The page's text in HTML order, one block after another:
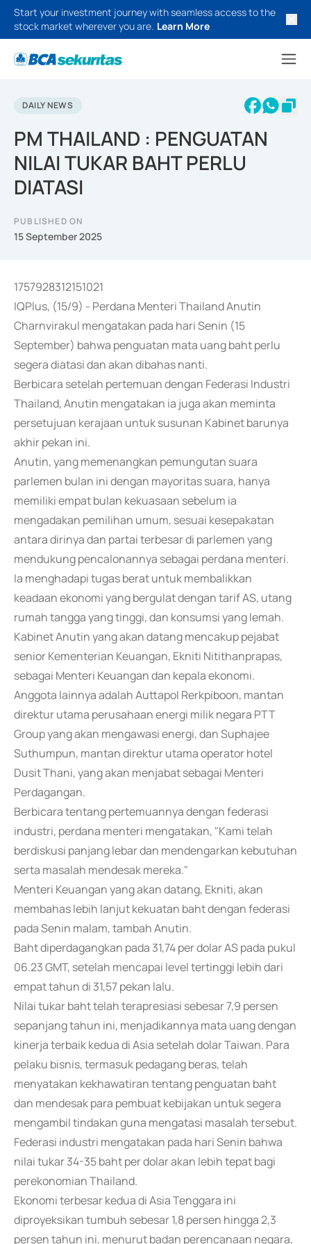
Start your investment journey with seamless access to the
stock market wherever you are. Learn More
DAILY NEWS
PM THAILAND : PENGUATAN
NILAI TUKAR BAHT PERLU
DIATASI
PUBLISHED ON
15 September 2025
1757928312151021
IQPlus, (15/9) - Perdana Menteri Thailand Anutin
Charnvirakul mengatakan pada hari Senin (15
September) bahwa penguatan mata uang baht perlu
segera diatasi dan akan dibahas nanti.
Berbicara setelah pertemuan dengan Federasi Industri
Thailand, Anutin mengatakan ia juga akan meminta
persetujuan kerajaan untuk susunan Kabinet barunya
akhir pekan ini.
Anutin, yang memenangkan pemungutan suara
parlemen bulan ini dengan mayoritas suara, hanya
memiliki empat bulan kekuasaan sebelum ia
mengadakan pemilihan umum, sesuai kesepakatan
antara dirinya dan partai terbesar di parlemen yang
mendukung pencalonannya sebagai perdana menteri.
Ia menghadapi tugas berat untuk membalikkan
keadaan ekonomi yang bergulat dengan tarif AS, utang
rumah tangga yang tinggi, dan konsumsi yang lemah.
Kabinet Anutin yang akan datang mencakup pejabat
senior Kementerian Keuangan, Ekniti Nitithanprapas,
sebagai Menteri Keuangan dan kepala ekonomi.
Anggota lainnya adalah Auttapol Rerkpiboon, mantan
direktur utama perusahaan energi milik negara PTT
Group yang akan mengawasi energi, dan Suphajee
Suthumpun, mantan direktur utama operator hotel
Dusit Thani, yang akan menjabat sebagai Menteri
Perdagangan.
Berbicara tentang pertemuannya dengan federasi
industri, perdana menteri mengatakan, "Kami telah
berdiskusi panjang lebar dan mendengarkan kebutuhan
serta masalah mendesak mereka."
Menteri Keuangan yang akan datang, Ekniti, akan
membahas lebih lanjut kekuatan baht dengan federasi
pada Senin malam, tambah Anutin.
Baht diperdagangkan pada 31,74 per dolar AS pada pukul
06.23 GMT, setelah mencapai level tertinggi lebih dari
empat tahun di 31,57 pekan lalu.
Nilai tukar baht telah terapresiasi sebesar 7,9 persen
sepanjang tahun ini, menjadikannya mata uang dengan
kinerja terbaik kedua di Asia setelah dolar Taiwan. Para
pelaku bisnis, termasuk pedagang beras, telah
menyatakan kekhawatiran tentang penguatan baht
dan mendesak para pembuat kebijakan untuk segera
mengambil tindakan guna mengatasi masalah tersebut.
Federasi industri mengatakan pada hari Senin bahwa
nilai tukar 34-35 baht per dolar akan lebih tepat bagi
perekonomian Thailand.
Ekonomi terbesar kedua di Asia Tenggara ini
diproyeksikan tumbuh sebesar 1,8 persen hingga 2,3
persen tahun ini, menurut badan perencanaan negara,